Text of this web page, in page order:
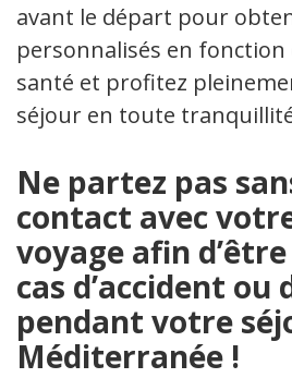
avant le départ pour
personnalisés en
santé et profitez
séjour en toute
Ne partez pas
contact avec
voyage afin
cas d’accident ou
pendant votre
Méditerranée !